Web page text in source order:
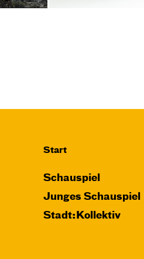
Start
Schauspiel
Junges Schauspiel
Stadt:Kollektiv